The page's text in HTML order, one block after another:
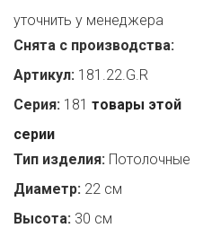
уточнить у менеджера
Снята с производства:
Артикул: 181.22.G.R
Серия: 181 товары этой
серии
Тип изделия: Потолочные
Диаметр: 22 см
Высота: 30 см